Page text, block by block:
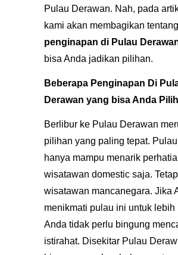
Pulau Derawan. Nah, pada
kami akan membagikan tentang
penginapan di Pulau
bisa Anda jadikan pilihan.
Beberapa Penginapan Di
Derawan yang bisa Anda Pilih
Berlibur ke Pulau Derawan
pilihan yang paling tepat.
hanya mampu menarik
wisatawan domestic saja.
wisatawan mancanegara. Jika
menikmati pulau ini untuk lebih
Anda tidak perlu bingung
istirahat. Disekitar Pulau